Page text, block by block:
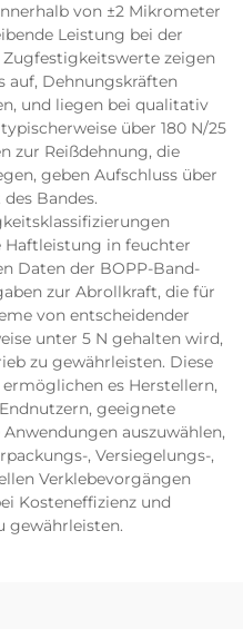
von ±2 Mikrometer
Leistung bei der
zeigen
auf, Dehnungskräften
und liegen bei qualitativ
über 180 N/25
zur Reißdehnung, die
geben Aufschluss über
Bandes.
Haftleistung in feuchter
Daten der BOPP-Band-
zur Abrollkraft, die für
von entscheidender
unter 5 N gehalten wird,
zu gewährleisten. Diese
es Herstellern,
geeignete
auszuwählen,
, Versiegelungs-,
Verklebevorgängen
Kosteneffizienz und
gewährleisten.